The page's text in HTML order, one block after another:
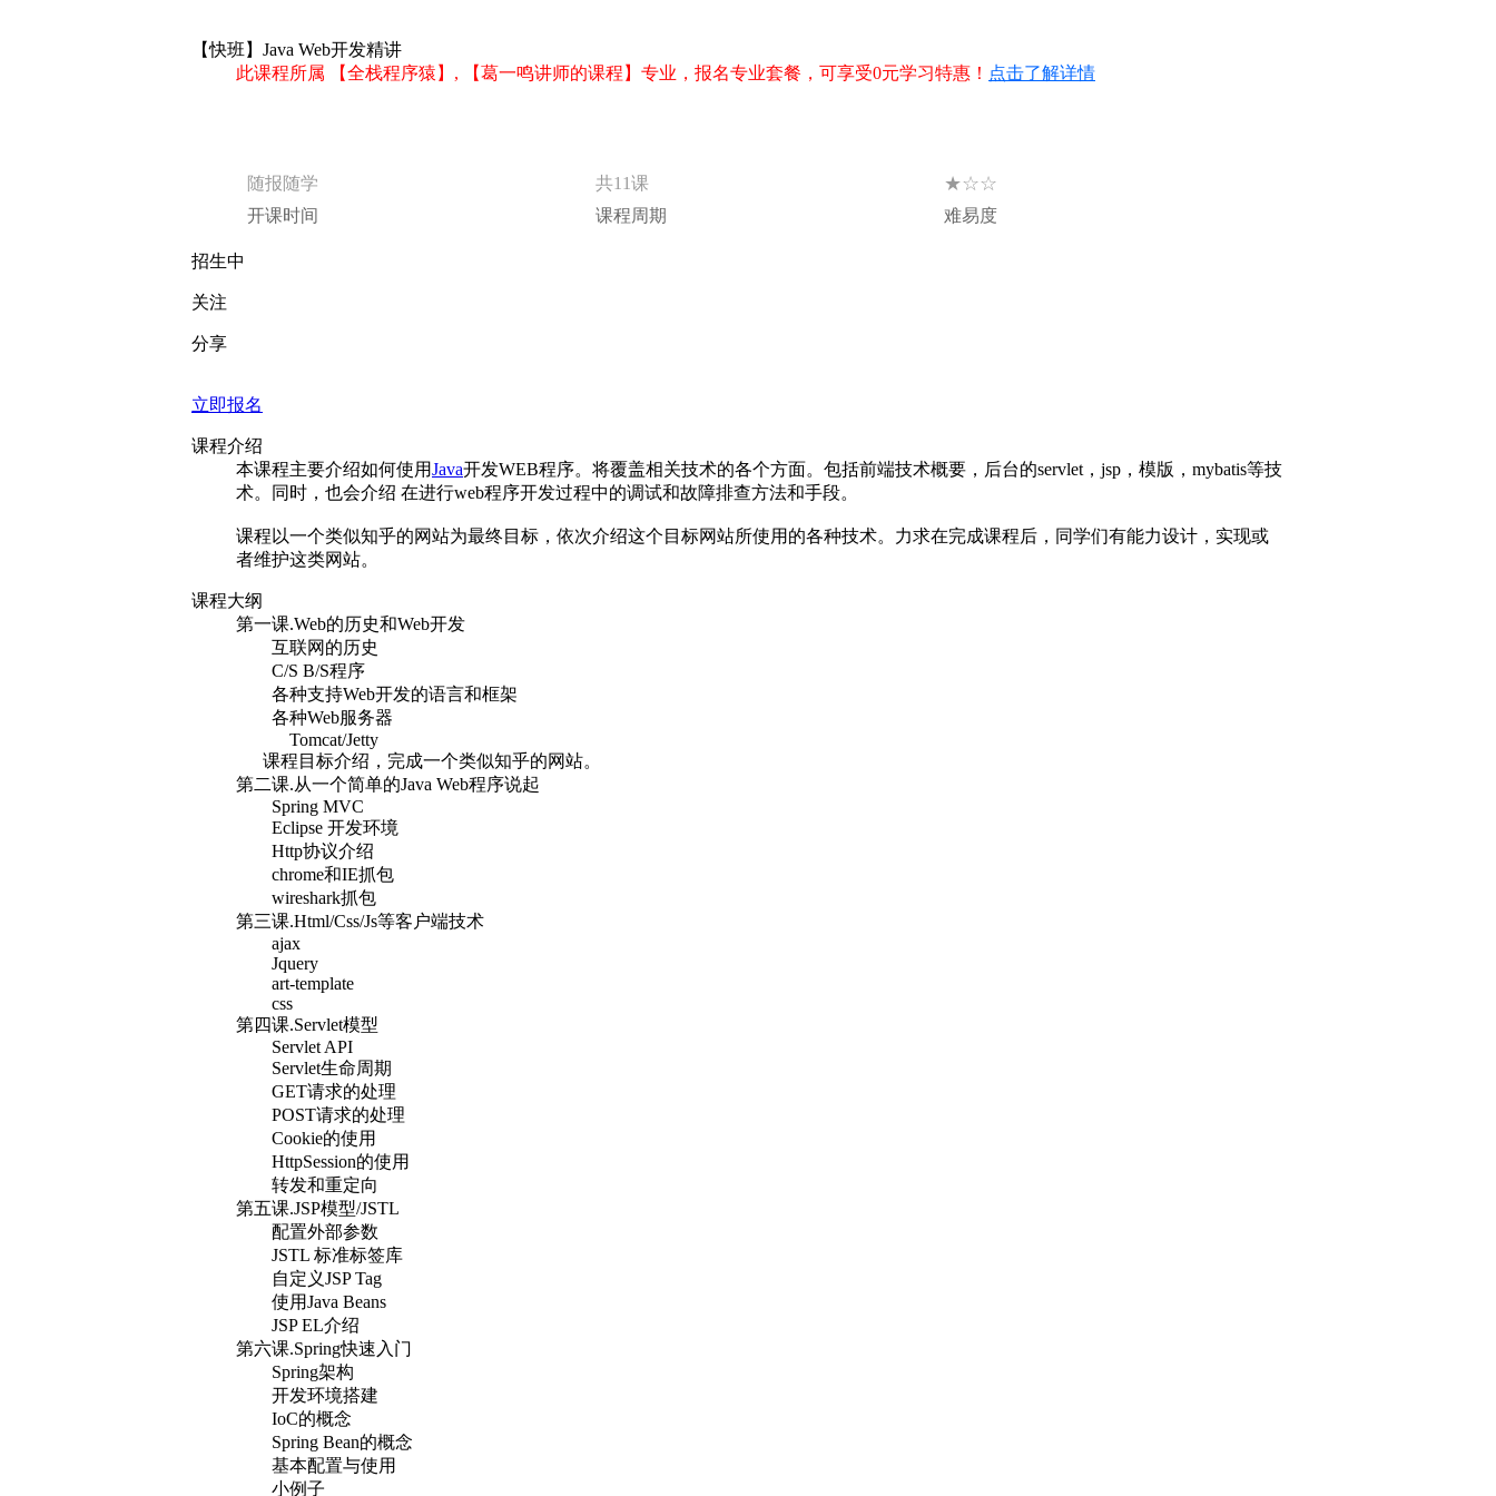
【快班】Java Web开发精讲
此课程所属 【全栈程序猿】, 【葛一鸣讲师的课程】专业，报名专业套餐，可享受0元学习特惠！ 点击了解详情
随报随学 共11课 ★☆☆
开课时间 课程周期 难易度
招生中
关注
分享
立即报名
课程介绍
本课程主要介绍如何使用Java开发WEB程序。将覆盖相关技术的各个方面。包括前端技术概要，后台的servlet，jsp，模版，mybatis等技
术。同时，也会介绍 在进行web程序开发过程中的调试和故障排查方法和手段。
课程以一个类似知乎的网站为最终目标，依次介绍这个目标网站所使用的各种技术。力求在完成课程后，同学们有能力设计，实现或
者维护这类网站。
课程大纲
第一课.Web的历史和Web开发
互联网的历史
C/S B/S程序
各种支持Web开发的语言和框架
各种Web服务器
Tomcat/Jetty
课程目标介绍，完成一个类似知乎的网站。
第二课.从一个简单的Java Web程序说起
Spring MVC
Eclipse 开发环境
Http协议介绍
chrome和IE抓包
wireshark抓包
第三课.Html/Css/Js等客户端技术
ajax
Jquery
art-template
css
第四课.Servlet模型
Servlet API
Servlet生命周期
GET请求的处理
POST请求的处理
Cookie的使用
HttpSession的使用
转发和重定向
第五课.JSP模型/JSTL
配置外部参数
JSTL 标准标签库
自定义JSP Tag
使用Java Beans
JSP EL介绍
第六课.Spring快速入门
Spring架构
开发环境搭建
IoC的概念
Spring Bean的概念
基本配置与使用
小例子